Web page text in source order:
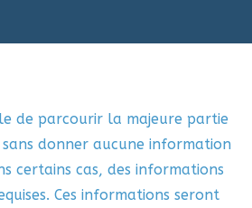
de parcourir la majeure partie
donner aucune information
certains cas, des informations
Ces informations seront